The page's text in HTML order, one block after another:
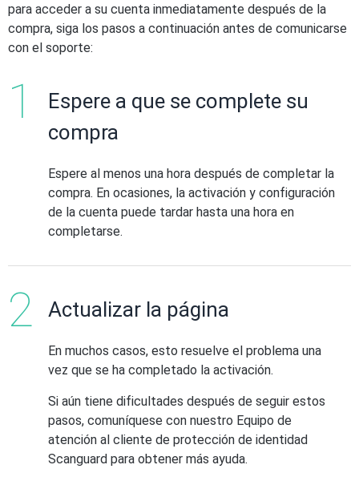
para acceder a su cuenta inmediatamente después de la
compra, siga los pasos a continuación antes de comunicarse
con el soporte:
Espere a que se complete su
compra
Espere al menos una hora después de completar la
compra. En ocasiones, la activación y configuración
de la cuenta puede tardar hasta una hora en
completarse.
Actualizar la página
En muchos casos, esto resuelve el problema una
vez que se ha completado la activación.
Si aún tiene dificultades después de seguir estos
pasos, comuníquese con nuestro Equipo de
atención al cliente de protección de identidad
Scanguard para obtener más ayuda.